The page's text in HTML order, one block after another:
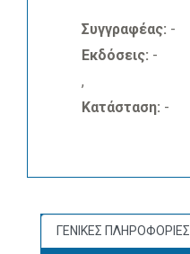
Συγγραφέας: -
Εκδόσεις: -
,
Κατάσταση: -
ΓΕΝΙΚΕΣ ΠΛΗΡΟΦΟΡΙΕΣ